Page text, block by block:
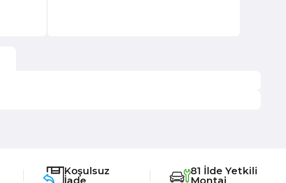
Koşulsuz
İade
81 İlde Yetkili
Montaj